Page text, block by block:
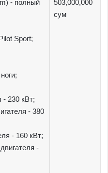
- полный
Sport;
- 230 кВт;
- 380
- 160 кВт;
-
503,000,000
сум